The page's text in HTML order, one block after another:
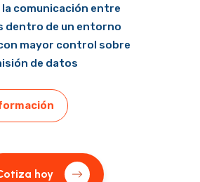
comunicación entre
dentro de un entorno
mayor control sobre
de datos
hoy